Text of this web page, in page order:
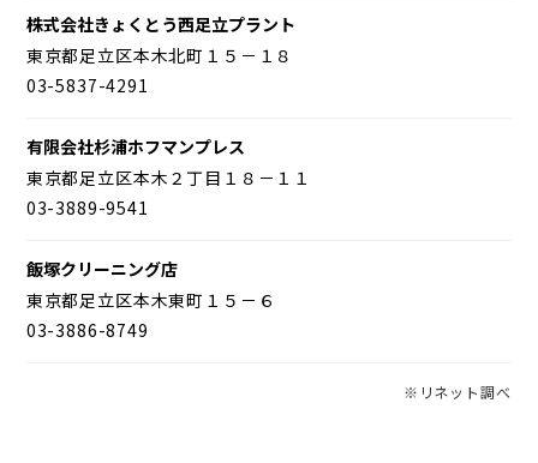
株式会社きょくとう西足立プラント
東京都足立区本木北町１５－１８
03-5837-4291
有限会社杉浦ホフマンプレス
東京都足立区本木２丁目１８－１１
03-3889-9541
飯塚クリーニング店
東京都足立区本木東町１５－６
03-3886-8749
※リネット調べ